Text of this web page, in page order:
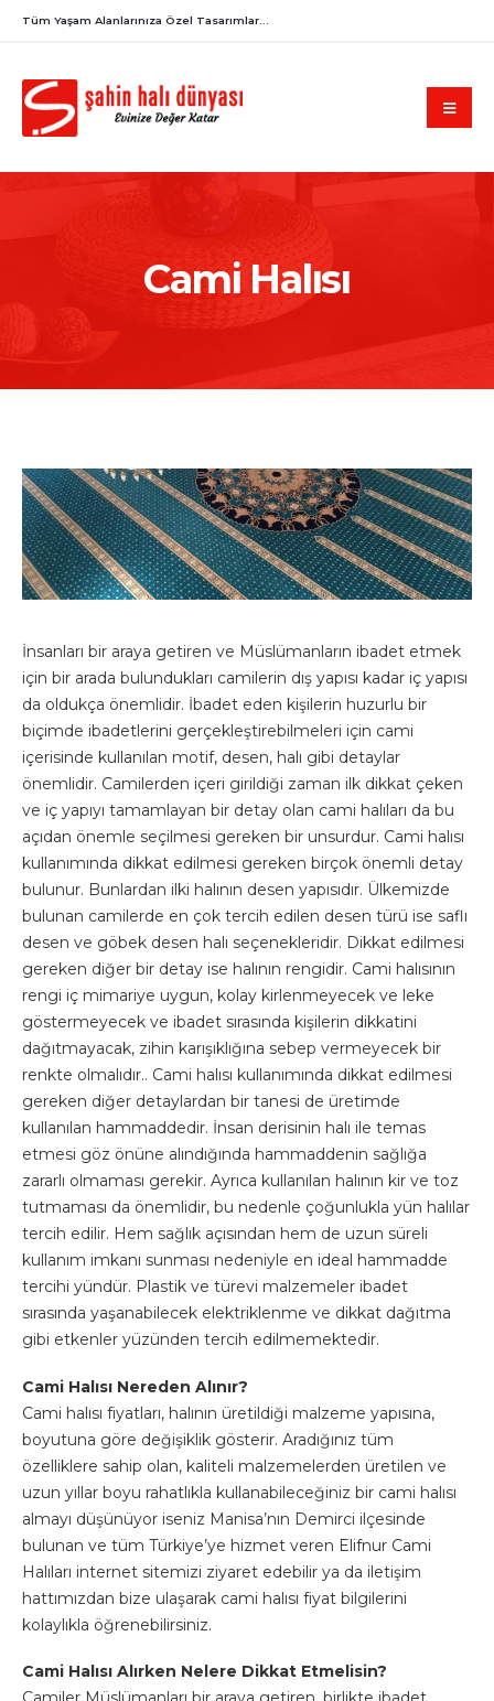
Tüm Yaşam Alanlarınıza Özel Tasarımlar...
Cami Halısı
İnsanları bir araya getiren ve Müslümanların ibadet etmek
için bir arada bulundukları camilerin dış yapısı kadar iç yapısı
da oldukça önemlidir. İbadet eden kişilerin huzurlu bir
biçimde ibadetlerini gerçekleştirebilmeleri için cami
içerisinde kullanılan motif, desen, halı gibi detaylar
önemlidir. Camilerden içeri girildiği zaman ilk dikkat çeken
ve iç yapıyı tamamlayan bir detay olan cami halıları da bu
açıdan önemle seçilmesi gereken bir unsurdur. Cami halısı
kullanımında dikkat edilmesi gereken birçok önemli detay
bulunur. Bunlardan ilki halının desen yapısıdır. Ülkemizde
bulunan camilerde en çok tercih edilen desen türü ise saflı
desen ve göbek desen halı seçenekleridir. Dikkat edilmesi
gereken diğer bir detay ise halının rengidir. Cami halısının
rengi iç mimariye uygun, kolay kirlenmeyecek ve leke
göstermeyecek ve ibadet sırasında kişilerin dikkatini
dağıtmayacak, zihin karışıklığına sebep vermeyecek bir
renkte olmalıdır.. Cami halısı kullanımında dikkat edilmesi
gereken diğer detaylardan bir tanesi de üretimde
kullanılan hammaddedir. İnsan derisinin halı ile temas
etmesi göz önüne alındığında hammaddenin sağlığa
zararlı olmaması gerekir. Ayrıca kullanılan halının kir ve toz
tutmaması da önemlidir, bu nedenle çoğunlukla yün halılar
tercih edilir. Hem sağlık açısından hem de uzun süreli
kullanım imkanı sunması nedeniyle en ideal hammadde
tercihi yündür. Plastik ve türevi malzemeler ibadet
sırasında yaşanabilecek elektriklenme ve dikkat dağıtma
gibi etkenler yüzünden tercih edilmemektedir.
Cami Halısı Nereden Alınır?
Cami halısı fiyatları, halının üretildiği malzeme yapısına,
boyutuna göre değişiklik gösterir. Aradığınız tüm
özelliklere sahip olan, kaliteli malzemelerden üretilen ve
uzun yıllar boyu rahatlıkla kullanabileceğiniz bir cami halısı
almayı düşünüyor iseniz Manisa’nın Demirci ilçesinde
bulunan ve tüm Türkiye’ye hizmet veren Elifnur Cami
Halıları internet sitemizi ziyaret edebilir ya da iletişim
hattımızdan bize ulaşarak cami halısı fiyat bilgilerini
kolaylıkla öğrenebilirsiniz.
Cami Halısı Alırken Nelere Dikkat Etmelisin?